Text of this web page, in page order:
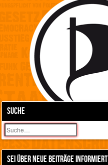
SUCHE
Suchen
SEI ÜBER NEUE BEITRÄGE INFORMIERT